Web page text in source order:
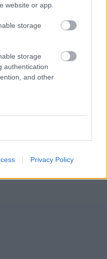
website or app.
storage
storage
authentication
and other
Privacy Policy